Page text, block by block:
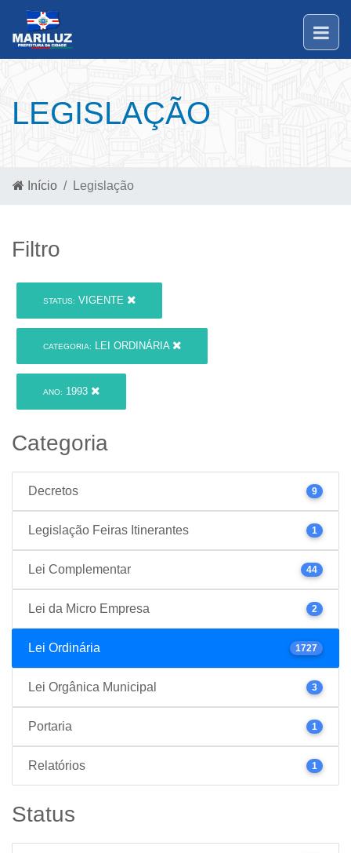
LEGISLAÇÃO
Início Legislação
Filtro
STATUS: VIGENTE
CATEGORIA: LEI ORDINÁRIA
ANO: 1993
Categoria
Decretos 9
Legislação Feiras Itinerantes 1
Lei Complementar 44
Lei da Micro Empresa 2
Lei Ordinária 1727
Lei Orgânica Municipal 3
Portaria 1
Relatórios 1
Status